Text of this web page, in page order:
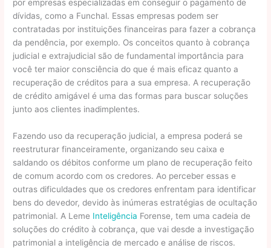
por empresas especializadas em conseguir o pagamento de
dívidas, como a Funchal. Essas empresas podem ser
contratadas por instituições financeiras para fazer a cobrança
da pendência, por exemplo. Os conceitos quanto à cobrança
judicial e extrajudicial são de fundamental importância para
você ter maior consciência do que é mais eficaz quanto a
recuperação de créditos para a sua empresa. A recuperação
de crédito amigável é uma das formas para buscar soluções
junto aos clientes inadimplentes.
Fazendo uso da recuperação judicial, a empresa poderá se
reestruturar financeiramente, organizando seu caixa e
saldando os débitos conforme um plano de recuperação feito
de comum acordo com os credores. Ao perceber essas e
outras dificuldades que os credores enfrentam para identificar
bens do devedor, devido às inúmeras estratégias de ocultação
patrimonial. A Leme Inteligência Forense, tem uma cadeia de
soluções do crédito à cobrança, que vai desde a investigação
patrimonial a inteligência de mercado e análise de riscos.